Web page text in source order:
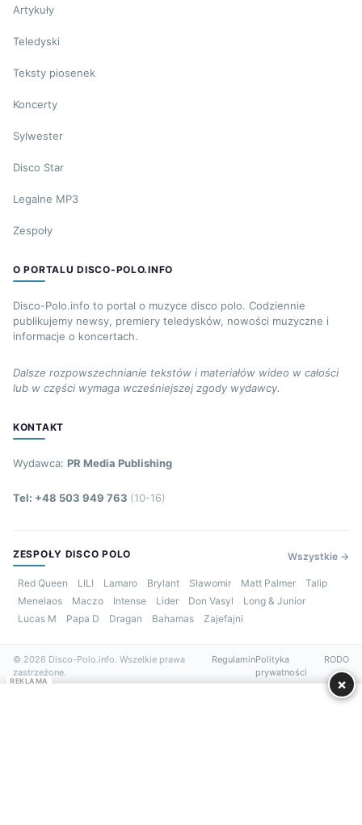
Artykuły
Teledyski
Teksty piosenek
Koncerty
Sylwester
Disco Star
Legalne MP3
Zespoły
O PORTALU DISCO-POLO.INFO
Disco-Polo.info to portal o muzyce disco polo. Codziennie
publikujemy newsy, premiery teledysków, nowości muzyczne i
informacje o koncertach.
Dalsze rozpowszechnianie tekstów i materiałów wideo w całości
lub w części wymaga wcześniejszej zgody wydawcy.
KONTAKT
Wydawca: PR Media Publishing
Tel: +48 503 949 763 (10-16)
ZESPOŁY DISCO POLO Wszystkie →
Red Queen LILI Lamaro Brylant Sławomir Matt Palmer
Talip
Menelaos
Maczo Intense Lider Don Vasyl
Long & Junior
Lucas M
Papa D Dragan Bahamas Zajefajni
© 2026 Disco-Polo.info. Wszelkie prawa
zastrzeżone.
RegulaminPolityka
prywatności
RODO
REKLAMA ×